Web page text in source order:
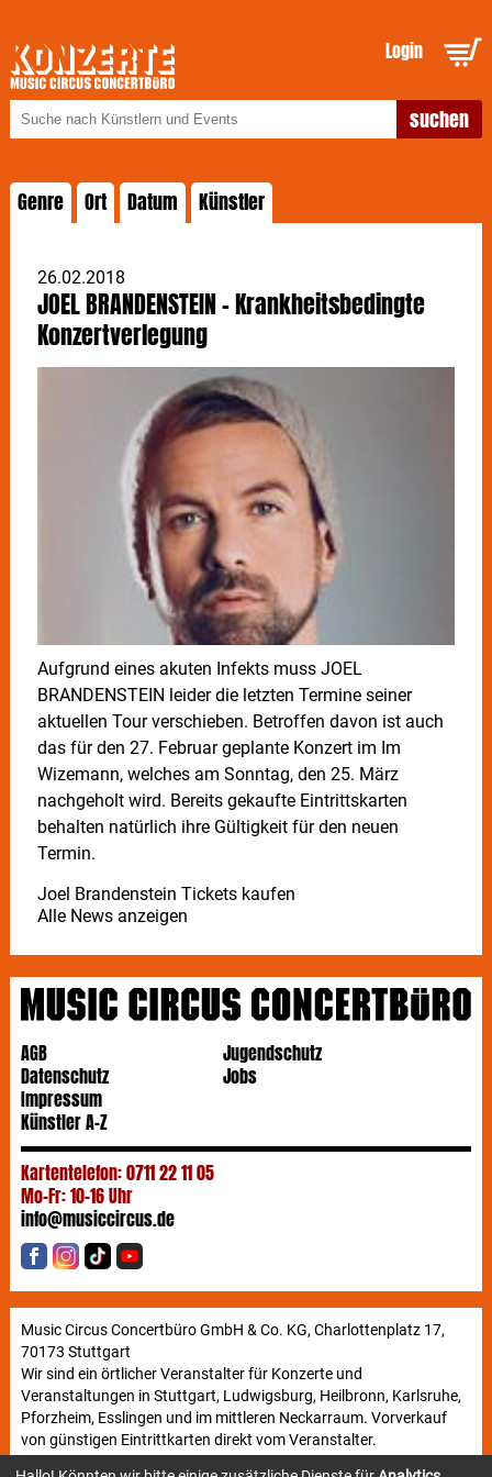
Login
Genre Ort Datum Künstler
26.02.2018
JOEL BRANDENSTEIN - Krankheitsbedingte
Konzertverlegung
Aufgrund eines akuten Infekts muss JOEL
BRANDENSTEIN leider die letzten Termine seiner
aktuellen Tour verschieben. Betroffen davon ist auch
das für den 27. Februar geplante Konzert im Im
Wizemann, welches am Sonntag, den 25. März
nachgeholt wird. Bereits gekaufte Eintrittskarten
behalten natürlich ihre Gültigkeit für den neuen
Termin.
Joel Brandenstein Tickets kaufen
Alle News anzeigen
AGB
Datenschutz
Impressum
Jugendschutz
Jobs
Künstler A-Z
Kartentelefon: 0711 22 11 05
Mo-Fr: 10-16 Uhr
info@musiccircus.de
Music Circus Concertbüro GmbH & Co. KG, Charlottenplatz 17,
70173 Stuttgart
Wir sind ein örtlicher Veranstalter für Konzerte und
Veranstaltungen in Stuttgart, Ludwigsburg, Heilbronn, Karlsruhe,
Pforzheim, Esslingen und im mittleren Neckarraum. Vorverkauf
von günstigen Eintrittkarten direkt vom Veranstalter.